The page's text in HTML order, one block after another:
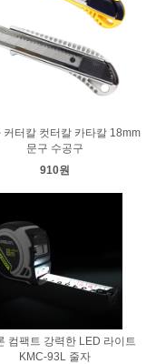
커터칼 컷터칼 카타칼 18mm
문구 수공구
910원
컴팩트 강력한 LED 라이트
KMC-93L 줄자